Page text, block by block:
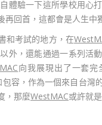
體驗一下這所學校用心
再回首，這都會是人生中
和考試的地方，在
外，還能通過一系列活
向我展現出了一套
容，作為一個來自台灣
，那麼WestMAC或許就